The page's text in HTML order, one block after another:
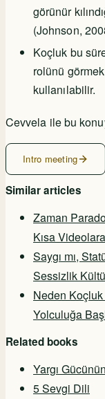
görünür
(Johnson,
Koçluk bu
rolünü
kullanılabilir.
Cevvela ile bu
Intro meeting
Similar articles
Zaman
Kısa
Saygı mı,
Sessizlik
Neden Koçluk
Yolculuğa
Related books
Yargı
5 Sevgi Dili